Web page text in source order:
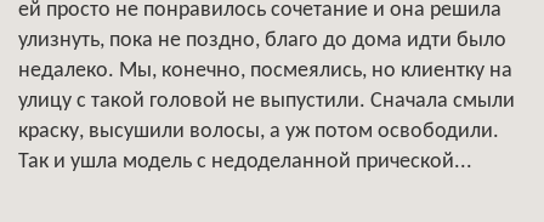
ей просто не понравилось сочетание и она решила
улизнуть, пока не поздно, благо до дома идти было
недалеко. Мы, конечно, посмеялись, но клиентку на
улицу с такой головой не выпустили. Сначала смыли
краску, высушили волосы, а уж потом освободили.
Так и ушла модель с недоделанной прической...